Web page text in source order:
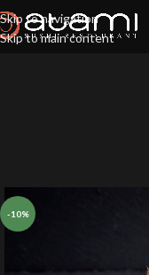
Skip to navigation
Skip to main content
-10%